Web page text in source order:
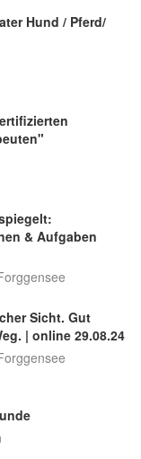
Hund / Pferd/
& Aufgaben
Sicht. Gut
| online 29.08.24